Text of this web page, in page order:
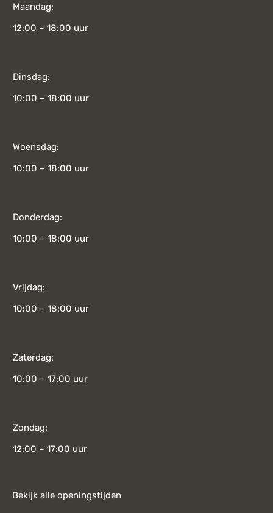
Maandag:
12:00 – 18:00 uur
Dinsdag:
10:00 – 18:00 uur
Woensdag:
10:00 – 18:00 uur
Donderdag:
10:00 – 18:00 uur
Vrijdag:
10:00 – 18:00 uur
Zaterdag:
10:00 – 17:00 uur
Zondag:
12:00 – 17:00 uur
Bekijk alle openingstijden